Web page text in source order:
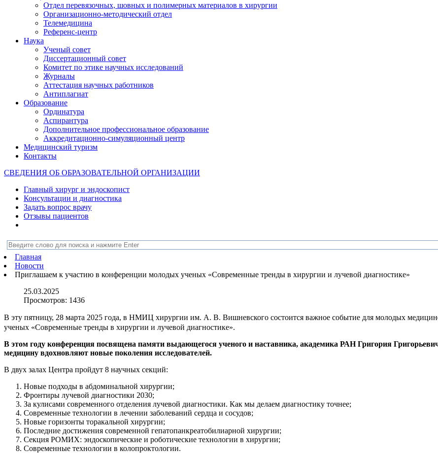
Отдел перевязочных, шовных и полимерных материалов в хирургии
Организационно-методический отдел
Телемедицина
Референс-центр
Наука
Ученый совет
Диссертационный совет
Комитет по этике научных исследований
Журналы
Аттестация научных работников
Антиплагиат
Образование
Ординатура
Аспирантура
Дополнительное профессиональное образование
Аккредитационно-симуляционный центр
Медицинский туризм
Контакты
СВЕДЕНИЯ ОБ ОБРАЗОВАТЕЛЬНОЙ ОРГАНИЗАЦИИ
Главный хирург и эндоскопист
Консультации и диагностика
Задать вопрос врачу
Отзывы пациентов
Главная
Новости
Приглашаем к участию в конференции молодых ученых «Современные тренды в хирургии и лучевой диагностике»
25.03.2025
Просмотров: 1436
В эту пятницу, 28 марта 2025 года, в НМИЦ хирургии им. А. В. Вишневского состоится важное событие для молодых
ученых «Современные тренды в хирургии и лучевой диагностике».
В этом году конференция посвящена памяти выдающегося ученого и наставника, академика РАН Григория
медицину вдохновляют новые поколения исследователей.
В двух залах Центра пройдут 8 научных секций:
Новые подходы в абдоминальной хирургии;
Фронтиры лучевой диагностики 2030;
За кулисами современного отделения лучевой диагностики. Как мы делаем диагностику точнее;
Современные технологии в лечении заболеваний сердца и сосудов;
Новые горизонты торакальной хирургии;
Последние достижения современной гепатопанкреатобилиарной хирургии;
Секция РОМИХ: эндоскопические и роботические технологии в хирургии;
Современные технологии в колопроктологии.